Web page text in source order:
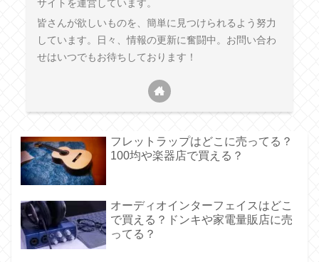
サイトを運営しています。
皆さんが欲しいものを、簡単に見つけられるよう努力
しています。日々、情報の更新に奮闘中。お問い合わ
せはいつでもお待ちしております！
フレットラップはどこに売ってる？
100均や楽器店で買える？
オーディオインターフェイスはどこ
で買える？ドンキや家電量販店に売
ってる？